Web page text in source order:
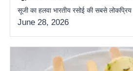
सूजी का हलवा भारतीय रसोई की सबसे लोकप्रिय
June 28, 2026